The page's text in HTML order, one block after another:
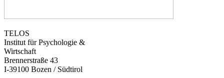
TELOS
Institut für Psychologie &
Wirtschaft
Brennerstraße 43
I-39100 Bozen / Südtirol